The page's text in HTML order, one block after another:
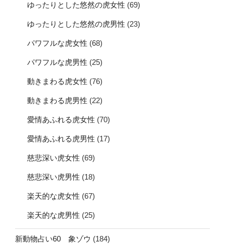
ゆったりとした悠然の虎女性 (69)
ゆったりとした悠然の虎男性 (23)
パワフルな虎女性 (68)
パワフルな虎男性 (25)
動きまわる虎女性 (76)
動きまわる虎男性 (22)
愛情あふれる虎女性 (70)
愛情あふれる虎男性 (17)
慈悲深い虎女性 (69)
慈悲深い虎男性 (18)
楽天的な虎女性 (67)
楽天的な虎男性 (25)
新動物占い60 象ゾウ (184)